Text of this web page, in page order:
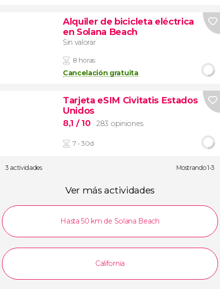
Alquiler de bicicleta eléctrica
en Solana Beach
Sin valorar
8 horas
Cancelación gratuita
Tarjeta eSIM Civitatis Estados
Unidos
8,1 / 10 283 opiniones
7 - 30d
3 actividades Mostrando 1-3
Ver más actividades
Hasta 50 km de Solana Beach
California